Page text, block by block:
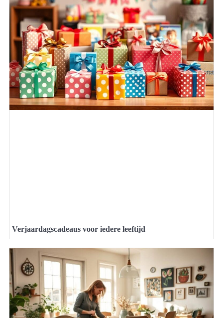
Verjaardagscadeaus voor iedere leeftijd